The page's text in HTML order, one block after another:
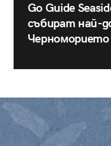
Go Guide
събират най-
Черноморието